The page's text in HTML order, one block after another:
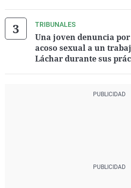
TRIBUNALES
Una joven denuncia
acoso sexual a un
Láchar durante sus